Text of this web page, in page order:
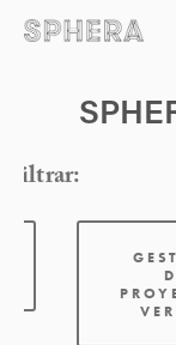
Filtrar: